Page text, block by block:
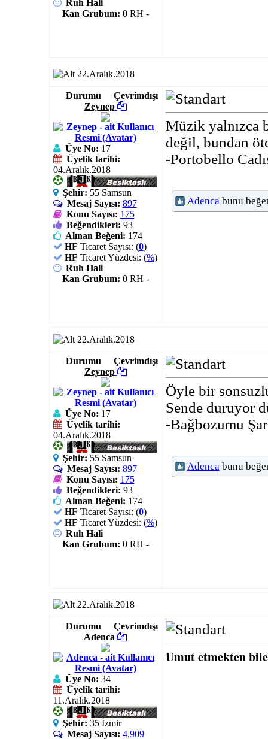
Ruh Hali
Kan Grubum: 0 RH -
22.Aralık.2018
Durumu
Çevrimdışı
Zeynep
Üye No: 17
Üyelik tarihi:
04.Aralık.2018
Şehir: 55 Samsun
Mesaj Sayısı: 897
Konu Sayısı: 175
Beğendikleri: 93
Alınan Beğeni: 174
HF Ticaret Sayısı: (0)
HF Ticaret Yüzdesi: (%)
Ruh Hali
Kan Grubum: 0 RH -
Müzik yalnızca
değil, bundan
-Portobello
Adencabunu
22.Aralık.2018
Durumu
Çevrimdışı
Zeynep
Üye No: 17
Üyelik tarihi:
04.Aralık.2018
Şehir: 55 Samsun
Mesaj Sayısı: 897
Konu Sayısı: 175
Beğendikleri: 93
Alınan Beğeni: 174
HF Ticaret Sayısı: (0)
HF Ticaret Yüzdesi: (%)
Ruh Hali
Kan Grubum: 0 RH -
Öyle bir
Sende duruyor
-Bağbozumu
Adencabunu
22.Aralık.2018
Durumu
Çevrimdışı
Adenca
Üye No: 34
Üyelik tarihi:
11.Aralık.2018
Şehir: 35 İzmir
Mesaj Sayısı: 4,909
Umut etmekten